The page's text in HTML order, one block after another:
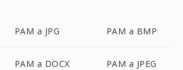
PAM a JPG PAM a BMP
PAM a DOCX PAM a JPEG